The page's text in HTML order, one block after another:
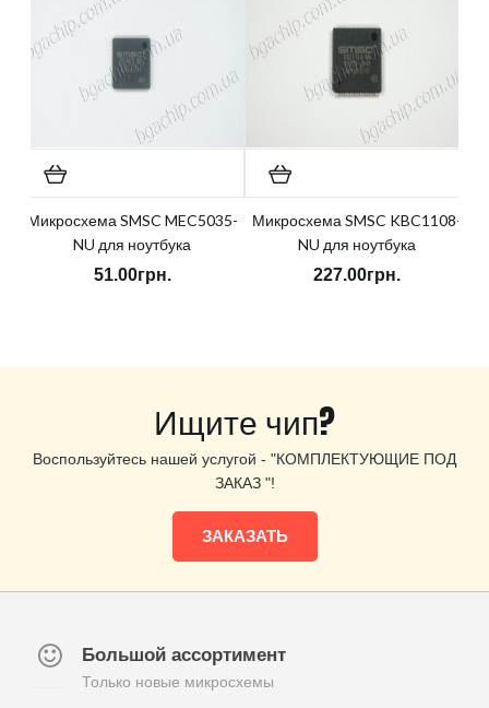
Микросхема SMSC MEC5035-
NU для ноутбука
51.00грн.
Микросхема SMSC KBC1108-
NU для ноутбука
227.00грн.
Ищите чип?
Воспользуйтесь нашей услугой - "КОМПЛЕКТУЮЩИЕ ПОД
ЗАКАЗ "!
ЗАКАЗАТЬ
Большой ассортимент
Только новые микросхемы